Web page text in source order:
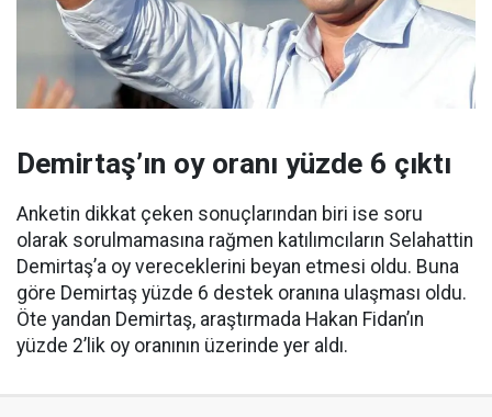
Demirtaş’ın oy oranı yüzde 6 çıktı
Anketin dikkat çeken sonuçlarından biri ise soru
olarak sorulmamasına rağmen katılımcıların Selahattin
Demirtaş’a oy vereceklerini beyan etmesi oldu. Buna
göre Demirtaş yüzde 6 destek oranına ulaşması oldu.
Öte yandan Demirtaş, araştırmada Hakan Fidan’ın
yüzde 2’lik oy oranının üzerinde yer aldı.